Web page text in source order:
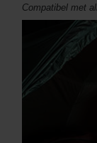
Compatibel met